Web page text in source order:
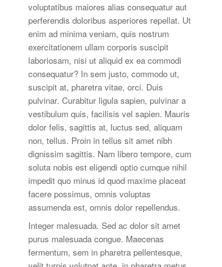
voluptatibus maiores alias consequatur aut
perferendis doloribus asperiores repellat. Ut
enim ad minima veniam, quis nostrum
exercitationem ullam corporis suscipit
laboriosam, nisi ut aliquid ex ea commodi
consequatur? In sem justo, commodo ut,
suscipit at, pharetra vitae, orci. Duis
pulvinar. Curabitur ligula sapien, pulvinar a
vestibulum quis, facilisis vel sapien. Mauris
dolor felis, sagittis at, luctus sed, aliquam
non, tellus. Proin in tellus sit amet nibh
dignissim sagittis. Nam libero tempore, cum
soluta nobis est eligendi optio cumque nihil
impedit quo minus id quod maxime placeat
facere possimus, omnis voluptas
assumenda est, omnis dolor repellendus.
Integer malesuada. Sed ac dolor sit amet
purus malesuada congue. Maecenas
fermentum, sem in pharetra pellentesque,